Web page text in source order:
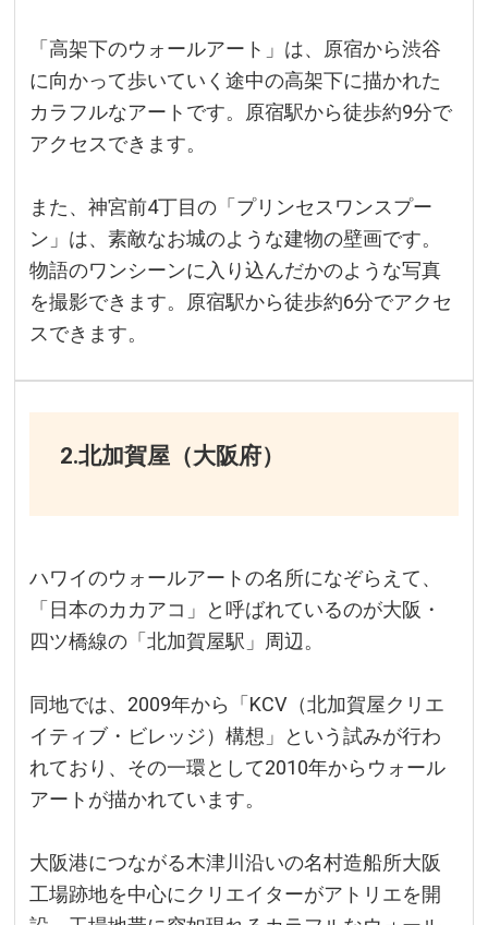
「高架下のウォールアート」は、原宿から渋谷
に向かって歩いていく途中の高架下に描かれた
カラフルなアートです。原宿駅から徒歩約9分で
アクセスできます。
また、神宮前4丁目の「プリンセスワンスプー
ン」は、素敵なお城のような建物の壁画です。
物語のワンシーンに入り込んだかのような写真
を撮影できます。原宿駅から徒歩約6分でアクセ
スできます。
2.北加賀屋（大阪府）
ハワイのウォールアートの名所になぞらえて、
「日本のカカアコ」と呼ばれているのが大阪・
四ツ橋線の「北加賀屋駅」周辺。
同地では、2009年から「KCV（北加賀屋クリエ
イティブ・ビレッジ）構想」という試みが行わ
れており、その一環として2010年からウォール
アートが描かれています。
大阪港につながる木津川沿いの名村造船所大阪
工場跡地を中心にクリエイターがアトリエを開